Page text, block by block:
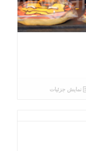
نمایش جزئیات